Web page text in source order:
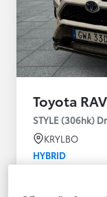
Toyota
STYLE (306hk)
KRYLBO
HYBRID
09-2023